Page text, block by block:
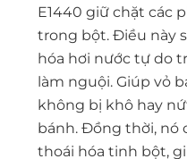
E1440 giữ chặt các
trong bột. Điều này
hóa hơi nước tự do
làm nguội. Giúp vỏ
không bị khô hay
bánh. Đồng thời, nó
thoái hóa tinh bột,